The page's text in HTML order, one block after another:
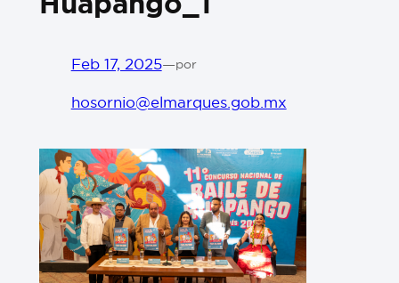
Feb 17, 2025—por
hosornio@elmarques.gob.mx